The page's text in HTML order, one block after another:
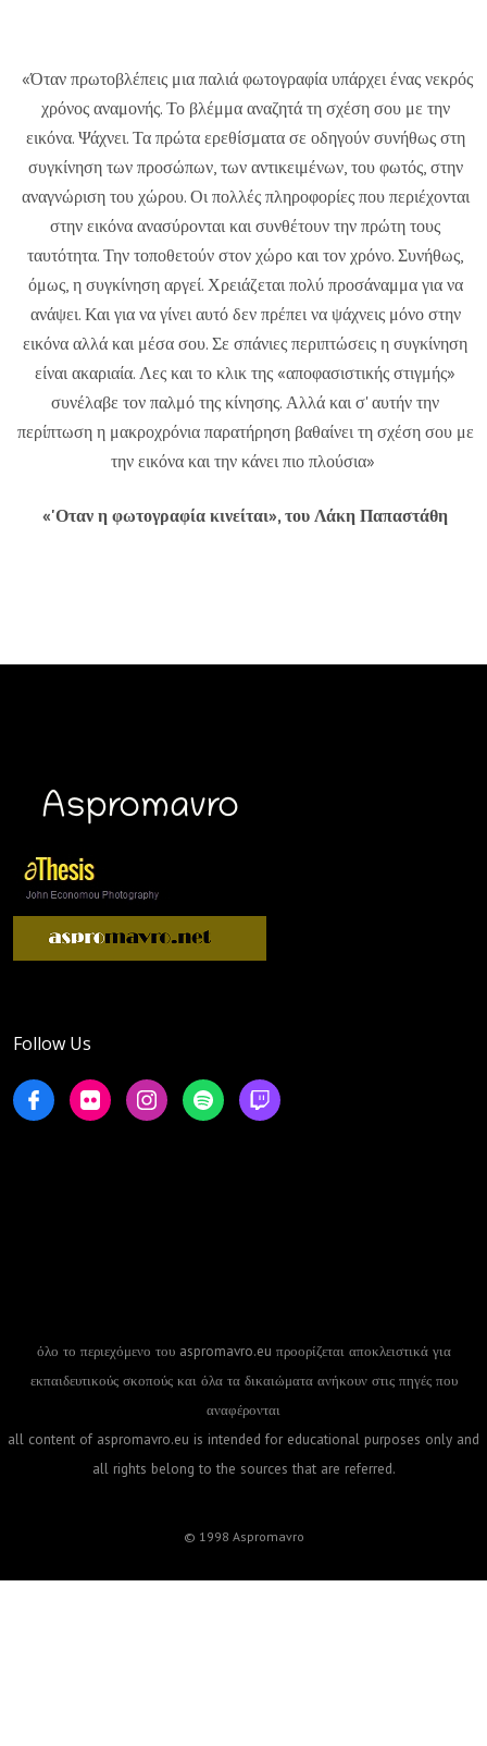
«Όταν πρωτοβλέπεις μια παλιά φωτογραφία υπάρχει ένας νεκρός
χρόνος αναμονής. Το βλέμμα αναζητά τη σχέση σου με την
εικόνα. Ψάχνει. Τα πρώτα ερεθίσματα σε οδηγούν συνήθως στη
συγκίνηση των προσώπων, των αντικειμένων, του φωτός, στην
αναγνώριση του χώρου. Οι πολλές πληροφορίες που περιέχονται
στην εικόνα ανασύρονται και συνθέτουν την πρώτη τους
ταυτότητα. Την τοποθετούν στον χώρο και τον χρόνο. Συνήθως,
όμως, η συγκίνηση αργεί. Χρειάζεται πολύ προσάναμμα για να
ανάψει. Και για να γίνει αυτό δεν πρέπει να ψάχνεις μόνο στην
εικόνα αλλά και μέσα σου. Σε σπάνιες περιπτώσεις η συγκίνηση
είναι ακαριαία. Λες και το κλικ της «αποφασιστικής στιγμής»
συνέλαβε τον παλμό της κίνησης. Αλλά και σ' αυτήν την
περίπτωση η μακροχρόνια παρατήρηση βαθαίνει τη σχέση σου με
την εικόνα και την κάνει πιο πλούσια»
«'Οταν η φωτογραφία κινείται», του Λάκη Παπαστάθη
Follow Us
όλο το περιεχόμενο του aspromavro.eu προορίζεται αποκλειστικά για
εκπαιδευτικούς σκοπούς και όλα τα δικαιώματα ανήκουν στις πηγές που
αναφέρονται
all content of aspromavro.eu is intended for educational purposes only and
all rights belong to the sources that are referred.
© 1998 Aspromavro